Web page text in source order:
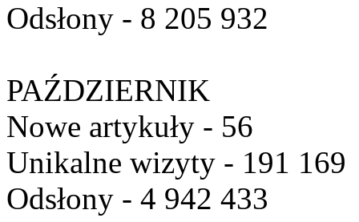
Odsłony - 8 205 932
PAŹDZIERNIK
Nowe artykuły - 56
Unikalne wizyty - 191 169
Odsłony - 4 942 433